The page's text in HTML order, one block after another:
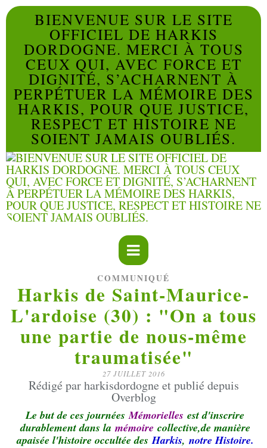
BIENVENUE SUR LE SITE
OFFICIEL DE HARKIS
DORDOGNE. MERCI À TOUS
CEUX QUI, AVEC FORCE ET
DIGNITÉ, S’ACHARNENT À
PERPÉTUER LA MÉMOIRE DES
HARKIS, POUR QUE JUSTICE,
RESPECT ET HISTOIRE NE
SOIENT JAMAIS OUBLIÉS.
COMMUNIQUÉ
Harkis de Saint-Maurice-
L'ardoise (30) : "On a tous
une partie de nous-même
traumatisée"
27 JUILLET 2016
Rédigé par harkisdordogne et publié depuis
Overblog
Le but de ces journéesMémorielles est d'inscrire
durablement dans la mémoire collective,de manière
apaisée l'histoire occultée desHarkis, notre Histoire.